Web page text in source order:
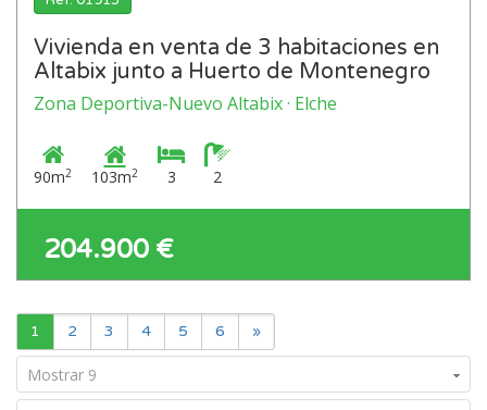
Vivienda en venta de 3 habitaciones en
Altabix junto a Huerto de Montenegro
Zona Deportiva-Nuevo Altabix · Elche
90m2 103m2 3 2
204.900 €
1 2 3 4 5 6 »
Mostrar 9